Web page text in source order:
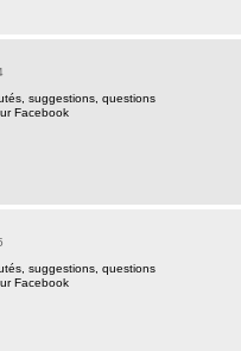
suggestions, questions
Facebook
suggestions, questions
Facebook